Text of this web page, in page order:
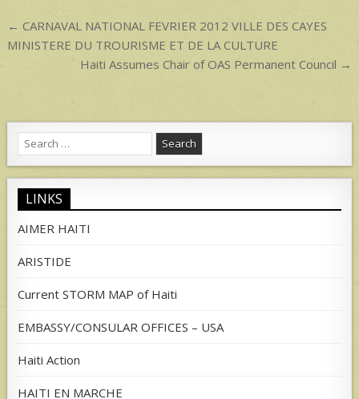
Post
navigation
← CARNAVAL NATIONAL FEVRIER 2012 VILLE DES CAYES
MINISTERE DU TROURISME ET DE LA CULTURE
Haiti Assumes Chair of OAS Permanent Council →
Search
for:
LINKS
AIMER HAITI
ARISTIDE
Current STORM MAP of Haiti
EMBASSY/CONSULAR OFFICES – USA
Haiti Action
HAITI EN MARCHE